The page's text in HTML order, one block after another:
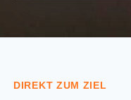
DIREKT ZUM ZIEL